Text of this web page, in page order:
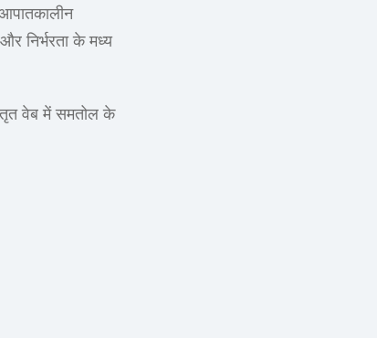
निर्भरता के मध्य
वेब में समतोल के